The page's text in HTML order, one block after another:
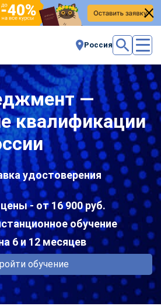
Россия
—
квалификации
удостоверения
- от 16 900 руб.
обучение
6 и 12 месяцев
обучение